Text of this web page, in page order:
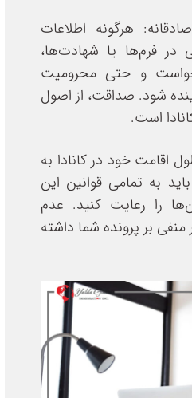
هرگونه اطلاعات
در فرم‌ها یا شهادت‌ها،
و حتی محرومیت
شود. صداقت، از اصول
است.
اقامت خود در کانادا به
به تمامی قوانین این
را رعایت کنید. عدم
منفی بر پرونده شما داشته